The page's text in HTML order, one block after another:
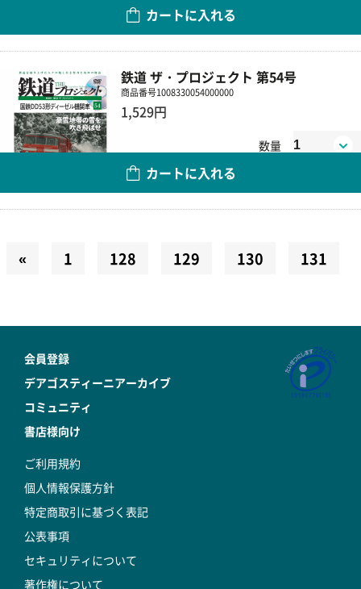
カートに入れる
鉄道 ザ・プロジェクト 第54号
商品番号1008330054000000
1,529円
数量
カートに入れる
« 1 128 129 130 131
会員登録
デアゴスティーニアーカイブ
コミュニティ
書店様向け
ご利用規約
個人情報保護方針
特定商取引に基づく表記
公表事項
セキュリティについて
著作権について